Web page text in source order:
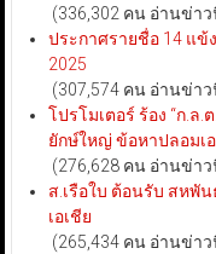
(336,302 คน อ่านข่า
ประกาศรายชื่อ 14 แ
2025
(307,574 คน อ่านข่า
โปรโมเตอร์ ร้อง “ก.ล
ยักษ์ใหญ่ ข้อหาปลอมเ
(276,628 คน อ่านข่า
ส.เรือใบ ต้อนรับ สหพั
เอเชีย
(265,434 คน อ่านข่า